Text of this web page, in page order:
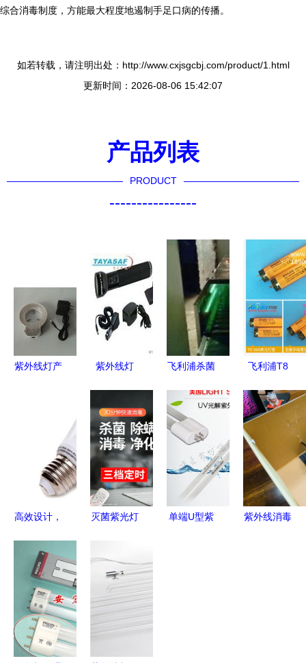
综合消毒制度，方能最大程度地遏制手足口病的传播。
如若转载，请注明出处：http://www.cxjsgcbj.com/product/1.html
更新时间：2026-08-06 15:42:07
产品列表
PRODUCT
----------------
紫外线灯产
紫外线灯
学消毒的可
靠选择
飞利浦杀菌
供应、批
发、价格与
产品选择
飞利浦T8
紫外线灯管
安全照明与
紫外线防护
的融合
高效设计，
通用电气99
元LED灯与
紫外线灯的
价值解析
灭菌紫光灯
消毒灯 原
理、应用与
安全指南
单端U型紫
紫外线消毒